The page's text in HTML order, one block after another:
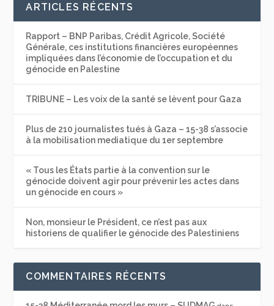
ARTICLES RÉCENTS
Rapport – BNP Paribas, Crédit Agricole, Société
Générale, ces institutions financières européennes
impliquées dans l’économie de l’occupation et du
génocide en Palestine
TRIBUNE – Les voix de la santé se lèvent pour Gaza
Plus de 210 journalistes tués à Gaza – 15-38 s’associe
à la mobilisation mediatique du 1er septembre
« Tous les États partie à la convention sur le
génocide doivent agir pour prévenir les actes dans
un génocide en cours »
Non, monsieur le Président, ce n’est pas aux
historiens de qualifier le génocide des Palestiniens
COMMENTAIRES RÉCENTS